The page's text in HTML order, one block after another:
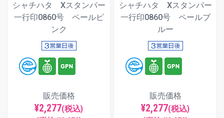
シャチハタ Xスタンパー
一行印0860号 ペールピ
ンク
販売価格
¥2,277(税込)
シャチハタ Xスタンパー
一行印0860号 ペールブ
ルー
販売価格
¥2,277(税込)